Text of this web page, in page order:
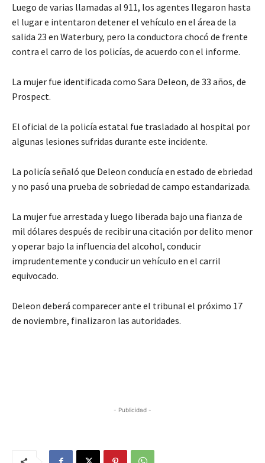
Luego de varias llamadas al 911, los agentes llegaron hasta
el lugar e intentaron detener el vehículo en el área de la
salida 23 en Waterbury, pero la conductora chocó de frente
contra el carro de los policías, de acuerdo con el informe.
La mujer fue identificada como Sara Deleon, de 33 años, de
Prospect.
El oficial de la policía estatal fue trasladado al hospital por
algunas lesiones sufridas durante este incidente.
La policía señaló que Deleon conducía en estado de ebriedad
y no pasó una prueba de sobriedad de campo estandarizada.
La mujer fue arrestada y luego liberada bajo una fianza de
mil dólares después de recibir una citación por delito menor
y operar bajo la influencia del alcohol, conducir
imprudentemente y conducir un vehículo en el carril
equivocado.
Deleon deberá comparecer ante el tribunal el próximo 17
de noviembre, finalizaron las autoridades.
- Publicidad -